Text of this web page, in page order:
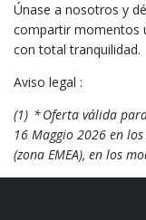
Únase a nosotros y
compartir momentos
con total tranquilidad.
Aviso legal :
(1) * Oferta válida
16 Maggio 2026 en
(zona EMEA), en los